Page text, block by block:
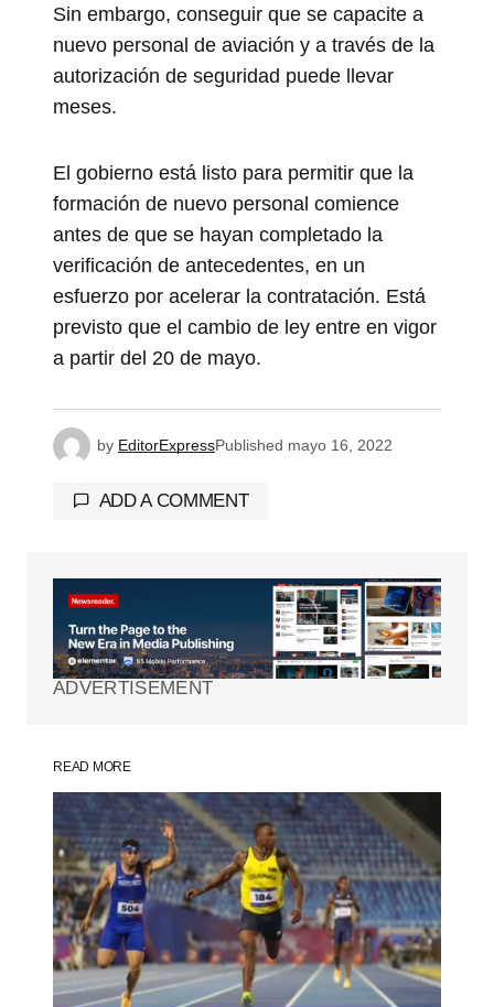
Sin embargo, conseguir que se capacite a
nuevo personal de aviación y a través de la
autorización de seguridad puede llevar
meses.
El gobierno está listo para permitir que la
formación de nuevo personal comience
antes de que se hayan completado la
verificación de antecedentes, en un
esfuerzo por acelerar la contratación. Está
previsto que el cambio de ley entre en vigor
a partir del 20 de mayo.
by EditorExpressPublished mayo 16, 2022
ADD A COMMENT
Tu dirección de correo electrónico no será
Los campos obligatorios están
marcados con*
Your Name*
Your E-mail*
Guarda mi nombre, correo electrónico y
web en este navegador para la próxima
vez que comente.
ADVERTISEMENT
READ MORE